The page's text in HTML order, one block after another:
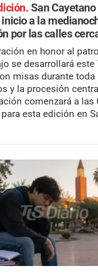
San
a la
por las calles
en honor al
se desarrollará este
misas durante toda
y la procesión
comenzará a las
esta edición en